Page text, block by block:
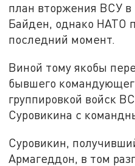
план вторжения ВСУ
Байден, однако НАТО
последний момент.
Виной тому якобы
бывшего
группировкой войск
Суровикина с
Суровикин,
Армагеддон, в том